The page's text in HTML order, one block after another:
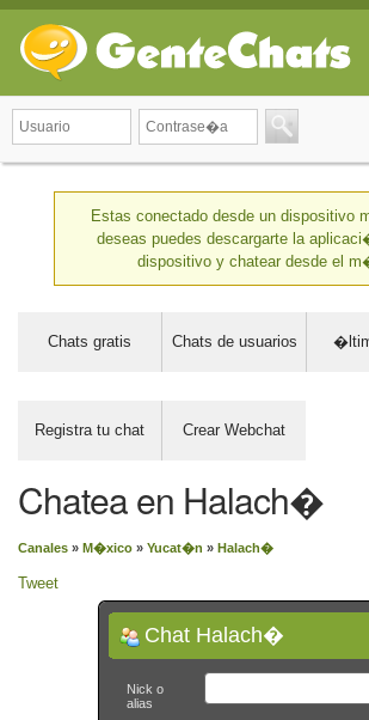
Estas conectado desde un dispositivo
deseas puedes descargarte la
dispositivo y chatear desde el
Chats gratis Chats de usuarios
Registra tu chat Crear Webchat
Chatea en Halach�
Canales » M�xico » Yucat�n » Halach�
Tweet
Chat Halach�
Nick o
alias